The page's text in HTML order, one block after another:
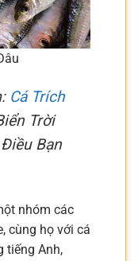
Cá Trích
Trời
Bạn
nhóm các
cùng họ với cá
tiếng Anh,